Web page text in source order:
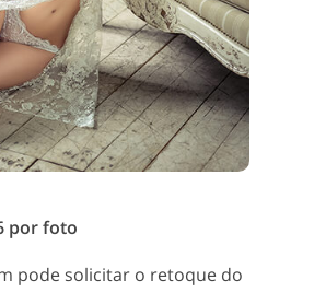
por foto
pode solicitar o retoque do